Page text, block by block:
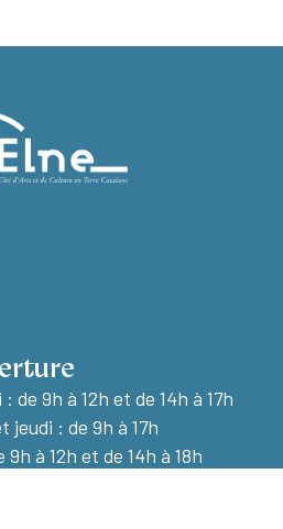
: de 9h à 12h et de 14h à 17h
jeudi : de 9h à 17h
à 12h et de 14h à 18h